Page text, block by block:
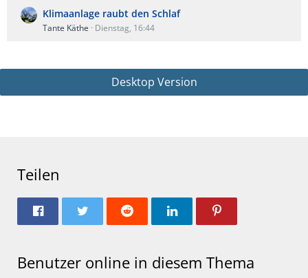
Klimaanlage raubt den Schlaf
Tante Käthe Dienstag, 16:44
Desktop Version
Teilen
Benutzer online in diesem Thema